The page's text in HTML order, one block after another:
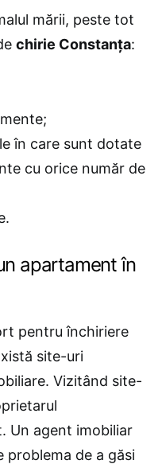
mării, peste tot
chirie Constanța:
în care sunt dotate
cu orice număr de
apartament în
pentru închiriere
site-uri
Vizitând site-
Un agent imobiliar
problema de a găsi